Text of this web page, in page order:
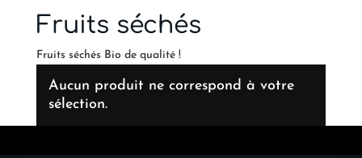
Fruits séchés
Fruits séchés Bio de qualité !
Aucun produit ne correspond à votre
sélection.